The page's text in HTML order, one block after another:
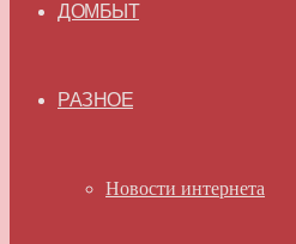
ДОМБЫТ
РАЗНОЕ
Новости интернета